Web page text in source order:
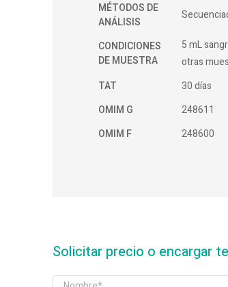
MÉTODOS DE
ANÁLISIS
CONDICIONES
DE MUESTRA
5 mL
otras
TAT
30 días
OMIM G
248611
OMIM F
248600
Solicitar precio o encargar